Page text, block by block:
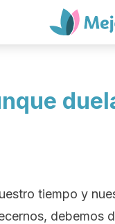
tiempo y
debemos